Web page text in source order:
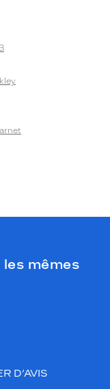
mêmes
D’AVIS